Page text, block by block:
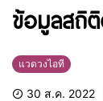
ข้อมูลสถิติ
แวดวงไอที
30 ส.ค. 2022